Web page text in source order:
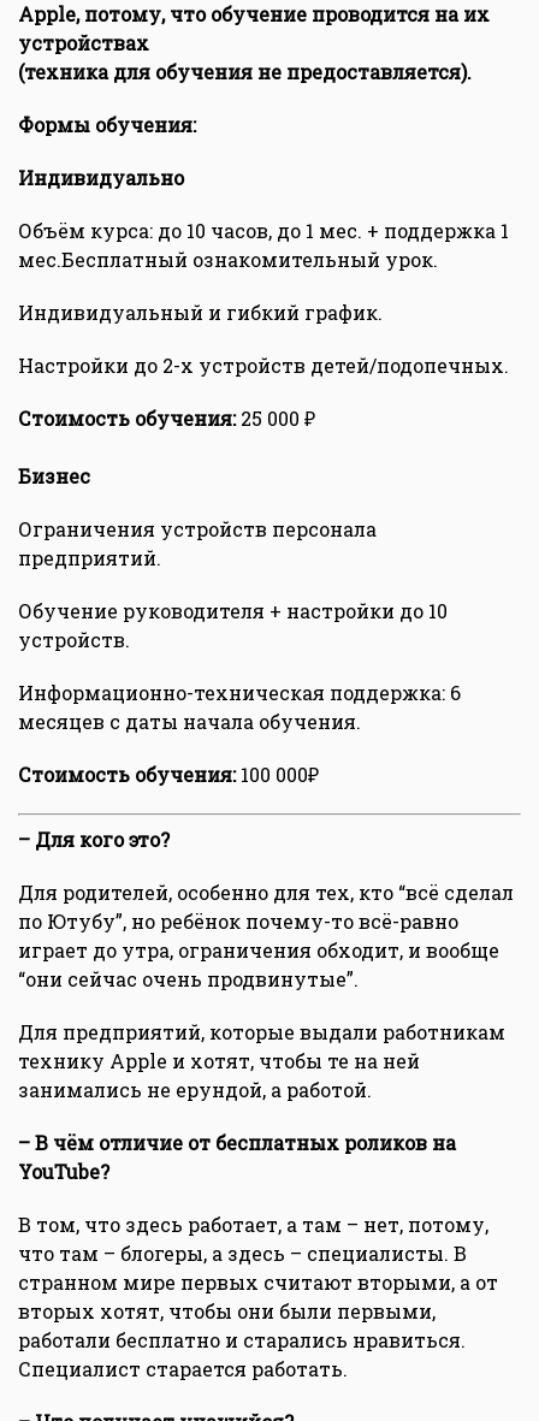
Apple, потому, что обучение проводится на их
устройствах
(техника для обучения не предоставляется).
Формы обучения:
Индивидуально
Объём курса: до 10 часов, до 1 мес. + поддержка 1
мес.Бесплатный ознакомительный урок.
Индивидуальный и гибкий график.
Настройки до 2-х устройств детей/подопечных.
Стоимость обучения:25 000 ₽
Бизнес
Ограничения устройств персонала
предприятий.
Обучение руководителя + настройки до 10
устройств.
Информационно-техническая поддержка: 6
месяцев с даты начала обучения.
Стоимость обучения:100 000₽
– Для кого это?
Для родителей, особенно для тех, кто “всё сделал
по Ютубу”, но ребёнок почему-то всё-равно
играет до утра, ограничения обходит, и вообще
“они сейчас очень продвинутые”.
Для предприятий, которые выдали работникам
технику Apple и хотят, чтобы те на ней
занимались не ерундой, а работой.
– В чём отличие от бесплатных роликов на
YouTube?
В том, что здесь работает, а там – нет, потому,
что там – блогеры, а здесь – специалисты. В
странном мире первых считают вторыми, а от
вторых хотят, чтобы они были первыми,
работали бесплатно и старались нравиться.
Специалист старается работать.